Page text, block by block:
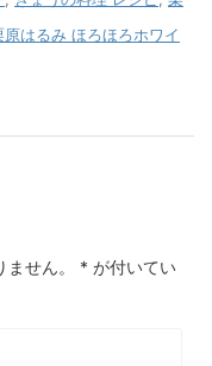
原はるみ ほろほろホワイ
せん。 * が付いてい